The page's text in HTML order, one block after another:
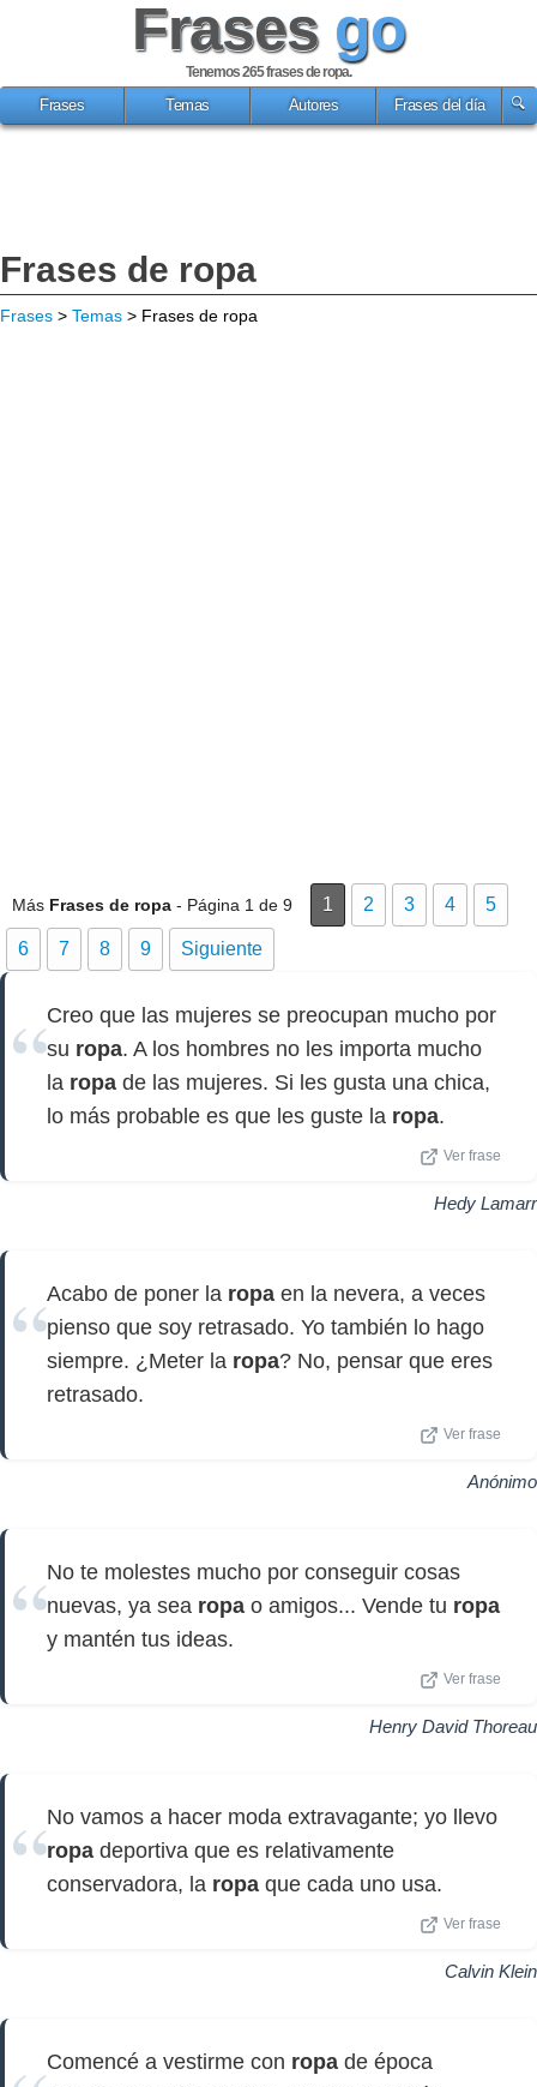
Frases go
Tenemos 265frases de ropa.
Frases
Temas Autores Frases del día
Frases de ropa
Frases > Temas > Frases de ropa
Más Frases de ropa - Página 1 de 9 1 2 3 4 5
6 7 8 9 Siguiente
Creo que las mujeres se preocupan mucho por
su ropa. A los hombres no les importa mucho
la ropa de las mujeres. Si les gusta una chica,
lo más probable es que les guste la ropa.
Ver frase
Hedy Lamarr
Acabo de poner la ropa en la nevera, a veces
pienso que soy retrasado. Yo también lo hago
siempre. ¿Meter la ropa? No, pensar que eres
retrasado.
Ver frase
Anónimo
No te molestes mucho por conseguir cosas
nuevas, ya sea ropa o amigos... Vende tu ropa
y mantén tus ideas.
Ver frase
Henry David Thoreau
No vamos a hacer moda extravagante; yo llevo
ropa deportiva que es relativamente
conservadora, la ropa que cada uno usa.
Ver frase
Calvin Klein
Comencé a vestirme con ropa de época